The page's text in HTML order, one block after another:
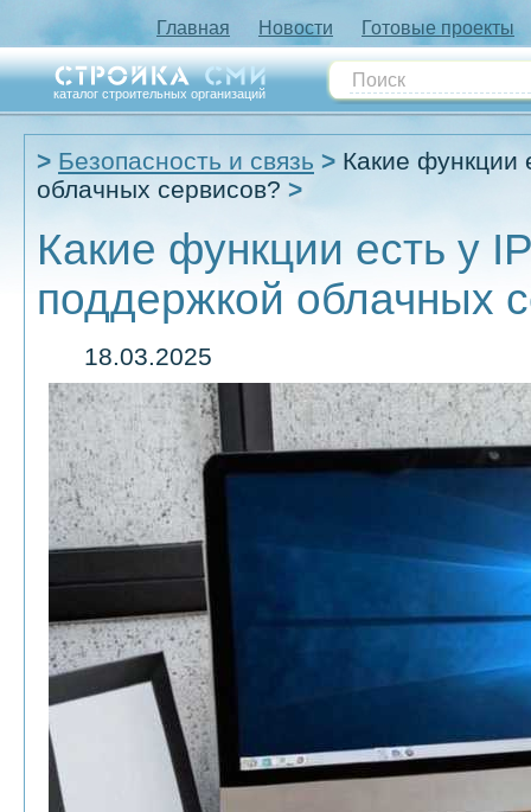
Главная Новости Готовые проекты
каталог строительных организаций
Безопасность и связь
Какие функции
облачных сервисов?
Какие функции есть у
поддержкой облачных
18.03.2025